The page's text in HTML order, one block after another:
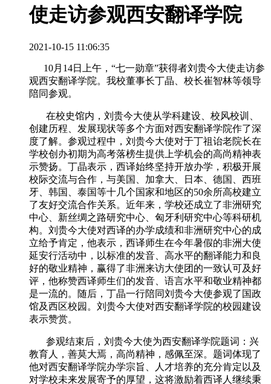
使走访参观西安翻译学院
2021-10-15 11:06:35
10月14日上午，“七一勋章”获得者刘贵今大使走访参
观西安翻译学院。我校董事长丁晶、校长崔智林等领导
陪同参观。
在校史馆内，刘贵今大使从学科建设、校风校训、
创建历程、发展现状等多个方面对西安翻译学院作了深
度了解。参观过程中，刘贵今大使对于丁祖诒老院长在
学校创办初期为高考落榜生提供上学机会的高尚精神表
示赞扬。丁晶表示，西译始终坚持开放办学，积极开展
校际交流与合作，与美国、加拿大、日本、德国、西班
牙、韩国、泰国等十几个国家和地区的50余所高校建立
了友好交流合作关系。近年来，学校还成立了非洲研究
中心、新丝绸之路研究中心、匈牙利研究中心等科研机
构。刘贵今大使对西译的办学成绩和非洲研究中心的成
立给予肯定，他表示，西译师生在今年暑假的非洲大使
延安行活动中，以标准的发音、高水平的翻译能力和良
好的敬业精神，赢得了非洲来访大使团的一致认可及好
评，他称赞西译师生们的发音、语言水平和敬业精神都
是一流的。随后，丁晶一行陪同刘贵今大使参观了国政
馆及西区校园。刘贵今大使对西安翻译学院的校园建设
表示赞赏。
参观结束后，刘贵今大使为西安翻译学院题词：兴
教育人，善莫大焉，高尚精神，感佩至深。题词体现了
他对西安翻译学院办学宗旨、人才培养的充分肯定以及
对学校未来发展寄予的厚望，这将激励着西译人继续秉